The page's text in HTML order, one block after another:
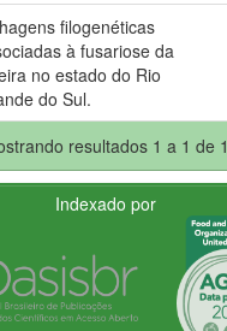
filogenéticas
à fusariose da
no estado do Rio
do Sul.
resultados 1 a 1 de 1
Indexado por